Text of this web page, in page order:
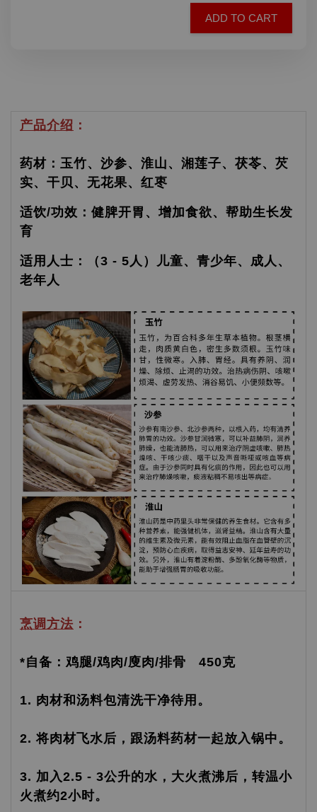
ADD TO CART
产品介绍 ：
药材：玉竹、沙参、淮山、湘莲子、茯苓、芡
实、干贝、无花果、红枣
适饮/功效：健脾开胃、增加食欲、帮助生长发
育
适用人士：（3 - 5人）儿童、青少年、成人、
老年人
烹调方法 ：
*自备：鸡腿/鸡肉/廋肉/排骨 450克
1. 肉材和汤料包清洗干净待用。
2. 将肉材飞水后，跟汤料药材一起放入锅中。
3. 加入2.5 - 3公升的水，大火煮沸后，转温小
火煮约2小时。